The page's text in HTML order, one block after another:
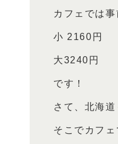
カフェでは
小 2160円
大3240円
です！
さて、北海道
そこでカフ